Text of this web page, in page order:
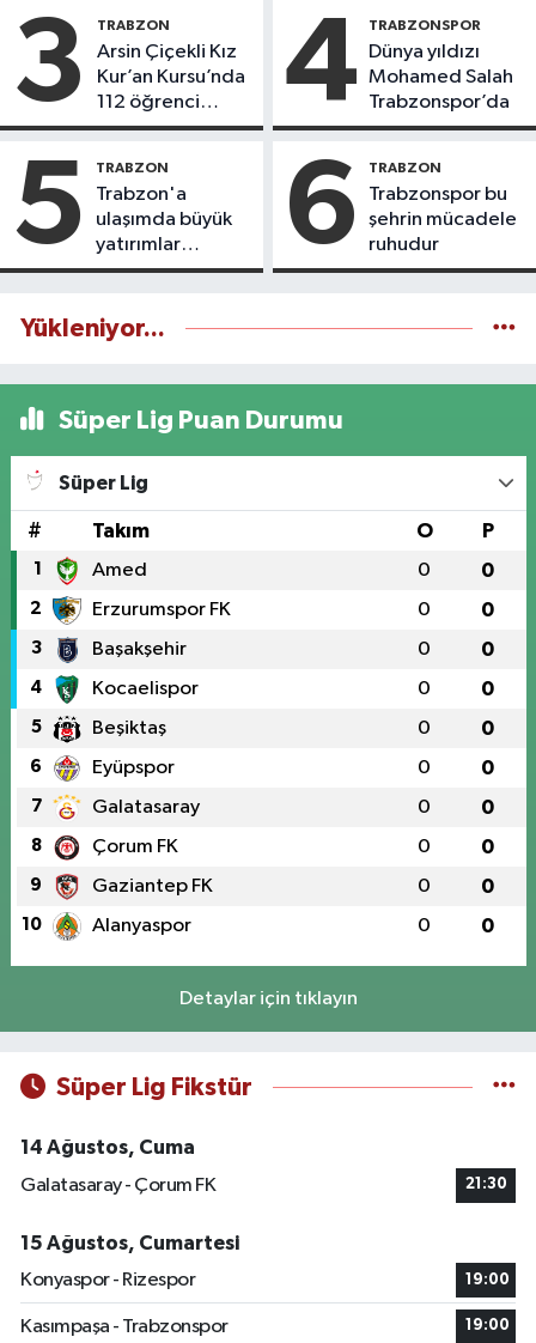
3 TRABZON
Arsin Çiçekli Kız
Kur’an Kursu’nda
112 öğrenci
icazet aldı
4 TRABZONSPOR
Dünya yıldızı
Mohamed Salah
Trabzonspor’da
5 TRABZON
Trabzon'a
ulaşımda büyük
yatırımlar
yapılıyor
6 TRABZON
Trabzonspor bu
şehrin mücadele
ruhudur
Yükleniyor...
Süper Lig Puan Durumu
Süper Lig
# Takım O P
1 Amed 0 0
2 Erzurumspor FK 0 0
3 Başakşehir 0 0
4 Kocaelispor 0 0
5 Beşiktaş 0 0
6 Eyüpspor 0 0
7 Galatasaray 0 0
8 Çorum FK 0 0
9 Gaziantep FK 0 0
10 Alanyaspor 0 0
Detaylar için tıklayın
Süper Lig Fikstür
14 Ağustos, Cuma
Galatasaray - Çorum FK
21:30
15 Ağustos, Cumartesi
Konyaspor - Rizespor
19:00
Kasımpaşa - Trabzonspor 19:00